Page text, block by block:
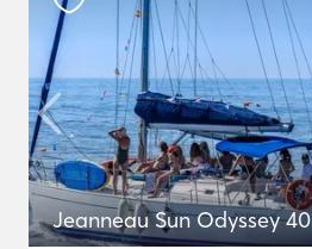
Jeanneau Sun Odyssey 40